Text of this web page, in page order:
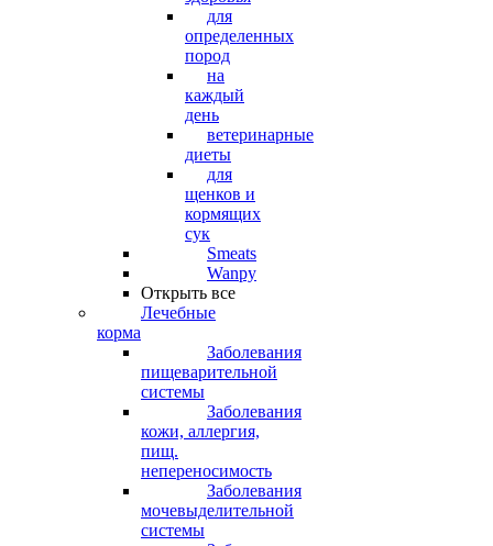
для
определенных
пород
на
каждый
день
ветеринарные
диеты
для
щенков и
кормящих
сук
Smeats
Wanpy
Открыть все
Лечебные
корма
Заболевания
пищеварительной
системы
Заболевания
кожи, аллергия,
пищ.
непереносимость
Заболевания
мочевыделительной
системы